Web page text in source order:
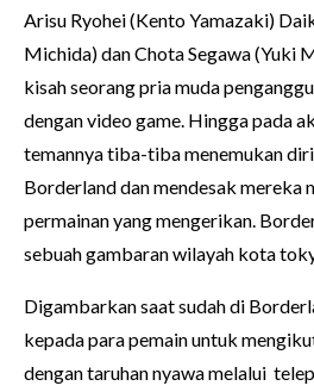
Arisu Ryohei (Kento Yamazaki)
Michida) dan Chota Segawa (Yuki
kisah seorang pria muda
dengan video game. Hingga pada
temannya tiba-tiba menemukan
Borderland dan mendesak mereka
permainan yang mengerikan.
sebuah gambaran wilayah kota
Digambarkan saat sudah di
kepada para pemain untuk
dengan taruhan nyawa melalui